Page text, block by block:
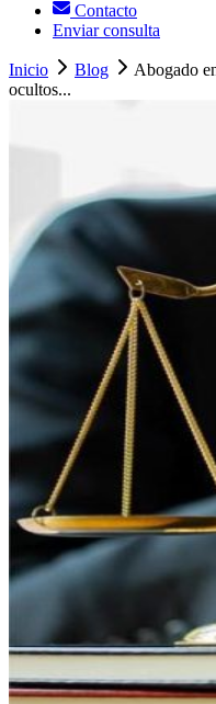
Contacto
Enviar consulta
Inicio Blog
Abogado
ocultos...